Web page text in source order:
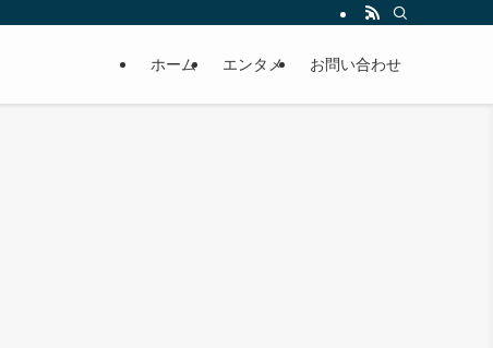
ホーム エンタメ お問い合わせ